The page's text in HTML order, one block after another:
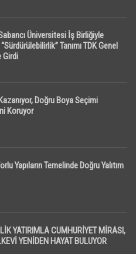
Üniversitesi İş Birliğiyle
Tanımı TDK Genel
Girdi
Doğru Boya Seçimi
Koruyor
Yapıların Temelinde Doğru Yalıtım
YATIRIMLA CUMHURİYET MİRASI,
YENİDEN HAYAT BULUYOR